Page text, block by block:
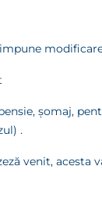
şomaj,
.
venit,